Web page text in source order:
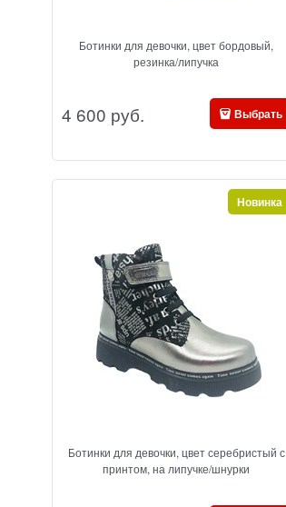
Ботинки для девочки, цвет бордовый,
резинка/липучка
4 600 руб. Выбрать
Ботинки для девочки, цвет серебристый с
принтом, на липучке/шнурки
Новинка